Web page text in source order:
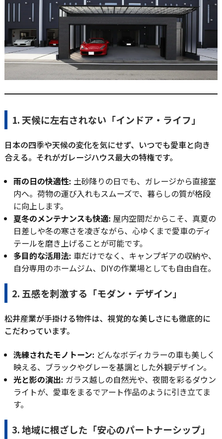
1. 天候に左右されない「インドア・ライフ」
日本の四季や天候の変化を気にせず、いつでも愛車と向き
合える。それがガレージハウス最大の特権です。
雨の日の快適性: 土砂降りの日でも、ガレージから直接室
内へ。荷物の運び入れもスムーズで、暮らしの質が格段
に向上します。
夏冬のメンテナンスも快適: 屋内空間だからこそ、真夏の
日差しや冬の寒さを凌ぎながら、心ゆくまで愛車のディ
テールを磨き上げることが可能です。
多目的な活用法: 車だけでなく、キャンプギアの収納や、
自分専用のホームジム、DIYの作業場としても自由自在。
2. 五感を刺激する「モダン・デザイン」
松井産業が手掛ける物件は、視覚的な美しさにも徹底的に
こだわっています。
洗練されたモノトーン: どんなボディカラーの車も美しく
映える、ブラックやグレーを基調とした外観デザイン。
光と影の演出: ガラス越しの自然光や、夜間を彩るダウン
ライトが、愛車をまるでアート作品のように引き立てま
す。
3. 地域に根ざした「安心のパートナーシップ」